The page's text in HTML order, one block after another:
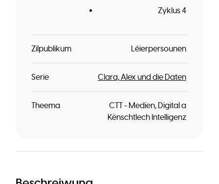
Zyklus 4
Zilpublikum Léierpersounen
Serie Clara, Alex und die Daten
Theema
CTT - Medien, Digital a
Kënschtlech Intelligenz